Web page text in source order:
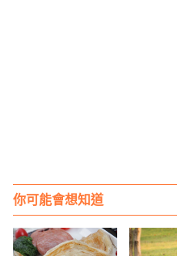
你可能會想知道